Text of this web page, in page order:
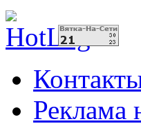
Реклама